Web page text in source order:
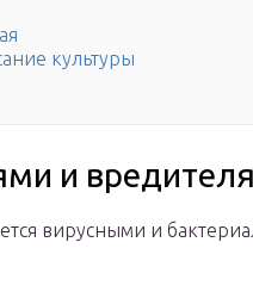
культуры
и
вирусными и